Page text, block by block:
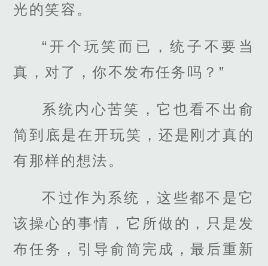
光的笑容。
“开个玩笑而已，统子不要当
真，对了，你不发布任务吗？”
系统内心苦笑，它也看不出俞
简到底是在开玩笑，还是刚才真的
有那样的想法。
不过作为系统，这些都不是它
该操心的事情，它所做的，只是发
布任务，引导俞简完成，最后重新